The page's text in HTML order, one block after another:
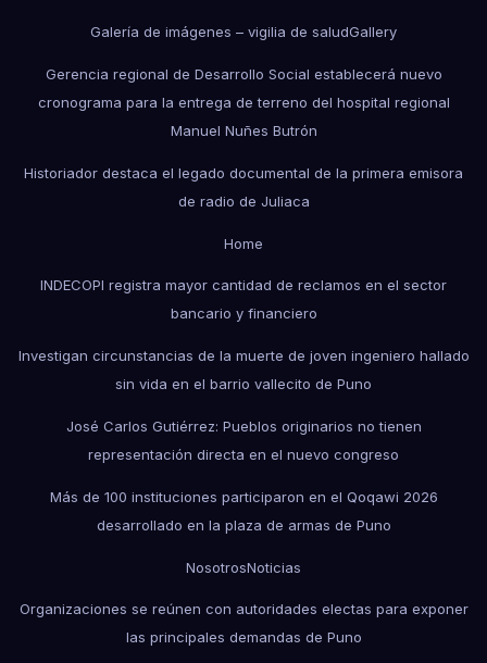
Galería de imágenes – vigilia de saludGallery
Gerencia regional de Desarrollo Social establecerá nuevo
cronograma para la entrega de terreno del hospital regional
Manuel Nuñes Butrón
Historiador destaca el legado documental de la primera emisora
de radio de Juliaca
Home
INDECOPI registra mayor cantidad de reclamos en el sector
bancario y financiero
Investigan circunstancias de la muerte de joven ingeniero hallado
sin vida en el barrio vallecito de Puno
José Carlos Gutiérrez: Pueblos originarios no tienen
representación directa en el nuevo congreso
Más de 100 instituciones participaron en el Qoqawi 2026
desarrollado en la plaza de armas de Puno
NosotrosNoticias
Organizaciones se reúnen con autoridades electas para exponer
las principales demandas de Puno